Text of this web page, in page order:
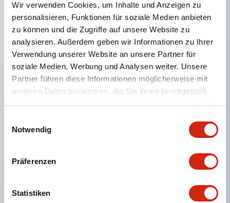
Wir verwenden Cookies, um Inhalte und Anzeigen zu
personalisieren, Funktionen für soziale Medien anbieten
zu können und die Zugriffe auf unsere Website zu
analysieren. Außerdem geben wir Informationen zu Ihrer
Verwendung unserer Website an unsere Partner für
soziale Medien, Werbung und Analysen weiter. Unsere
Partner führen diese Informationen möglicherweise mit
weiteren Daten zusammen, die Sie ihnen bereitgestellt
Notwendig
Präferenzen
Statistiken
MQTT
Batch-Download-Funktion
E-Mail- und Webserver-Funktionen
Unterstützt HTTPS
Modbus TCP Client/Server
-20 bis 55 °C
wurde am 31. Oktober 2022 eingestellt und wird